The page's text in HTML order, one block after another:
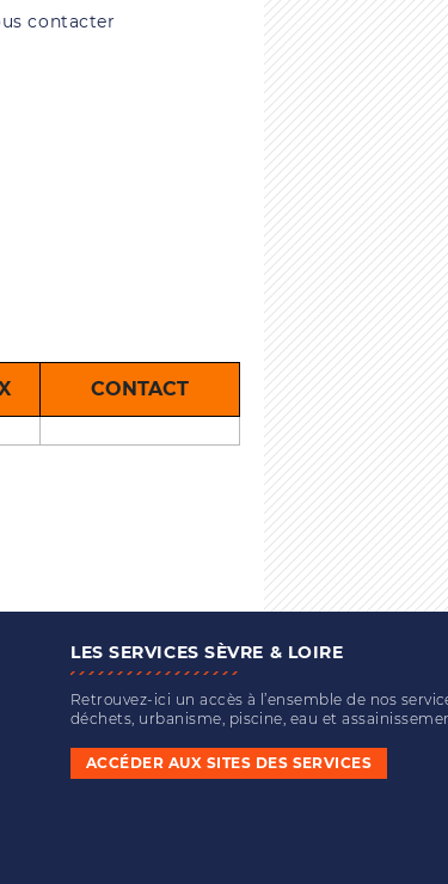
contacter
CONTACT
LES SERVICES SÈVRE & LOIRE
Retrouvez-ici un accès à l’ensemble de nos
déchets, urbanisme, piscine, eau et
ACCÉDER AUX SITES DES SERVICES